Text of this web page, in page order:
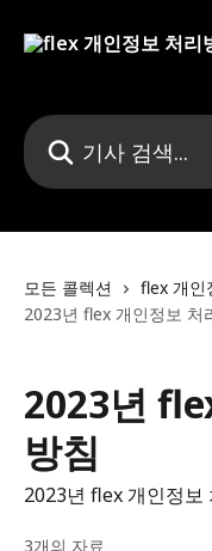
기사 검색...
모든 콜렉션
flex 개인
2023년 flex 개인정보 처
2023년
방침
2023년 flex 개인정보
3개의 자료